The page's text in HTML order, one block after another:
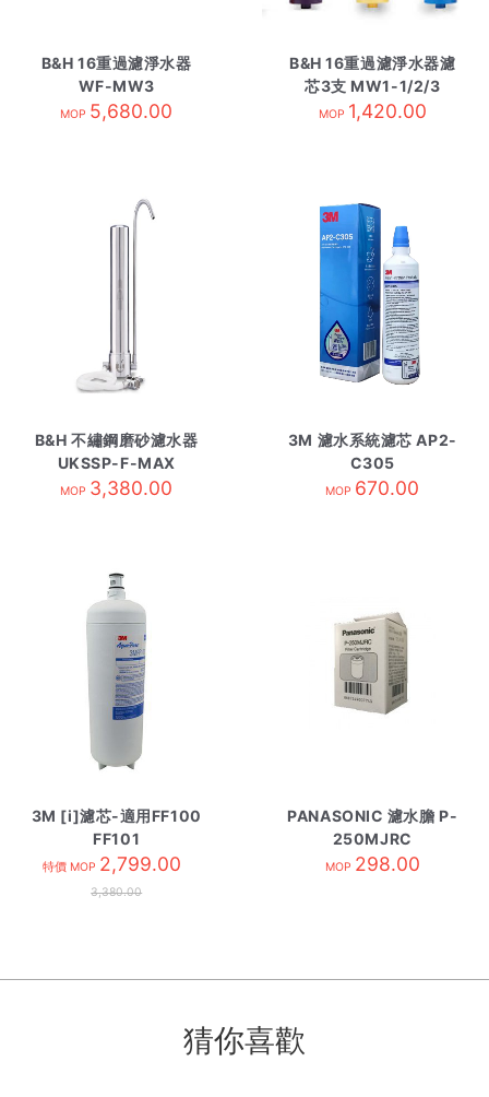
B&H 16重過濾淨水器
WF-MW3
MOP 5,680.00
B&H 16重過濾淨水器濾
芯3支 MW1-1/2/3
MOP 1,420.00
B&H 不繡鋼磨砂濾水器
UKSSP-F-MAX
MOP 3,380.00
3M 濾水系統濾芯 AP2-
C305
MOP 670.00
3M [i]濾芯-適用FF100
FF101
特價 MOP 2,799.00
3,380.00
PANASONIC 濾水膽 P-
250MJRC
MOP 298.00
猜你喜歡